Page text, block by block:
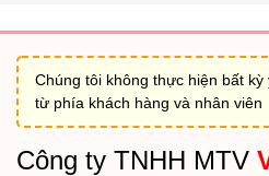
Chúng tôi không thực hiện bất
từ phía khách hàng và nhân viên
Công ty TNHH MTV